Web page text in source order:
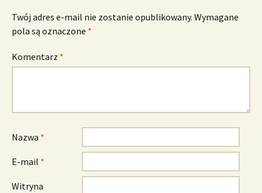
Twój adres e-mail nie zostanie opublikowany. Wymagane
pola są oznaczone *
Komentarz *
Nazwa *
E-mail *
Witryna